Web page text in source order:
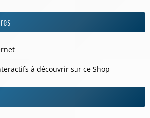
à découvrir sur ce Shop